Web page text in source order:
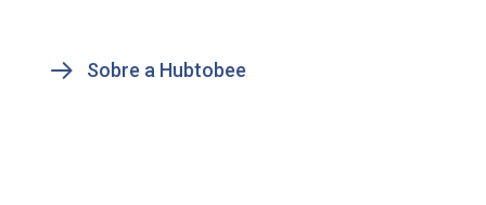
Sobre a Hubtobee